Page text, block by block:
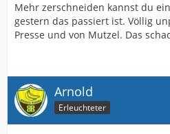
Mehr zerschneiden kannst du
gestern das passiert ist. Völlig
Presse und von Mutzel. Das
Arnold
Erleuchteter